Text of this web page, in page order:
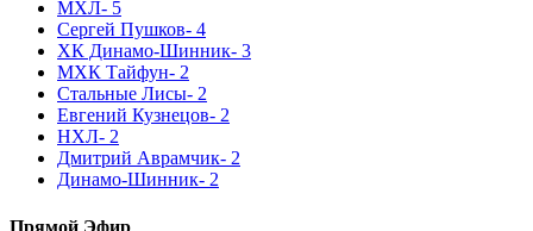
МХЛ- 5
Сергей Пушков- 4
ХК Динамо-Шинник- 3
МХК Тайфун- 2
Стальные Лисы- 2
Евгений Кузнецов- 2
НХЛ- 2
Дмитрий Аврамчик- 2
Динамо-Шинник- 2
Прямой Эфир